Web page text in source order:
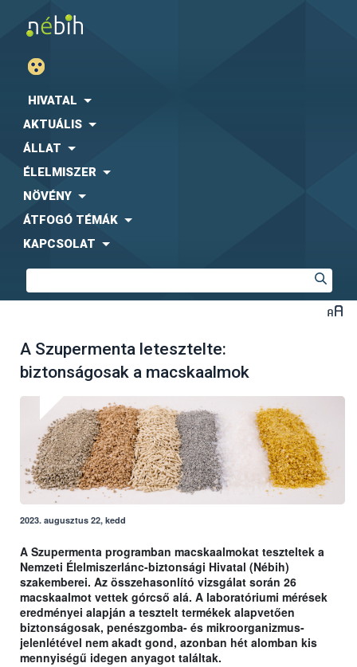
HIVATAL
AKTUÁLIS
ÁLLAT
ÉLELMISZER
NÖVÉNY
ÁTFOGÓ TÉMÁK
KAPCSOLAT
A Szupermenta letesztelte:
biztonságosak a macskaalmok
2023. augusztus 22, kedd
A Szupermenta programban macskaalmokat teszteltek a
Nemzeti Élelmiszerlánc-biztonsági Hivatal (Nébih)
szakemberei. Az összehasonlító vizsgálat során 26
macskaalmot vettek górcső alá. A laboratóriumi mérések
eredményei alapján a tesztelt termékek alapvetően
biztonságosak, penészgomba- és mikroorganizmus-
jelenlétével nem akadt gond, azonban hét alomban kis
mennyiségű idegen anyagot találtak.